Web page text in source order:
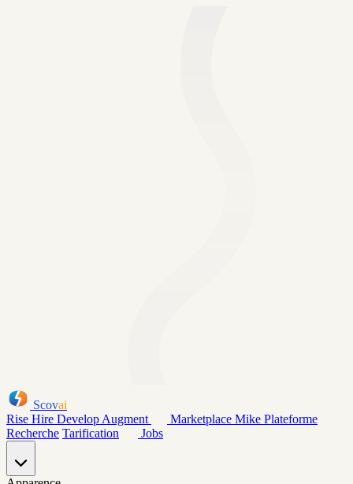
Scovai
Rise Hire Develop Augment Marketplace Mike Plateforme
Recherche Tarification Jobs